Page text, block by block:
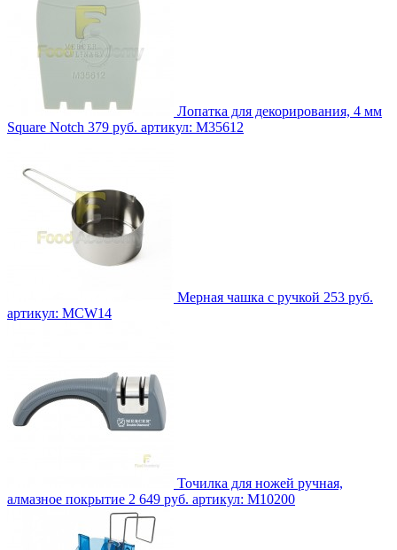
Лопатка для декорирования, 4 мм
Square Notch 379 руб. артикул: M35612
Мерная чашка с ручкой 253 руб.
артикул: MCW14
Точилка для ножей ручная,
алмазное покрытие 2 649 руб. артикул: M10200